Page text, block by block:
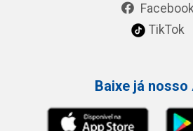
Facebook
TikTok
Baixe já nosso